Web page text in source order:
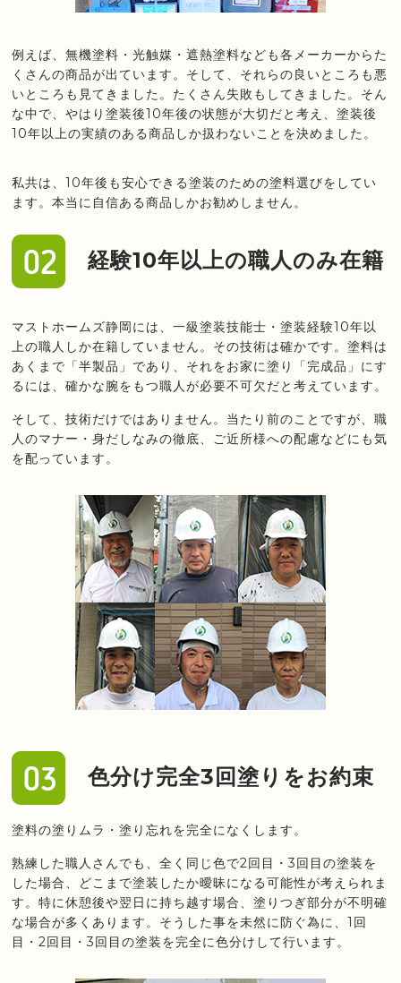
例えば、無機塗料・光触媒・遮熱塗料なども各メーカーからた
くさんの商品が出ています。そして、それらの良いところも悪
いところも見てきました。たくさん失敗もしてきました。そん
な中で、やはり塗装後10年後の状態が大切だと考え、塗装後
10年以上の実績のある商品しか扱わないことを決めました。
私共は、10年後も安心できる塗装のための塗料選びをしてい
ます。本当に自信ある商品しかお勧めしません。
経験10年以上の職人のみ在籍
マストホームズ静岡には、一級塗装技能士・塗装経験10年以
上の職人しか在籍していません。その技術は確かです。塗料は
あくまで「半製品」であり、それをお家に塗り「完成品」にす
るには、確かな腕をもつ職人が必要不可欠だと考えています。
そして、技術だけではありません。当たり前のことですが、職
人のマナー・身だしなみの徹底、ご近所様への配慮などにも気
を配っています。
色分け完全3回塗りをお約束
塗料の塗りムラ・塗り忘れを完全になくします。
熟練した職人さんでも、全く同じ色で2回目・3回目の塗装を
した場合、どこまで塗装したか曖昧になる可能性が考えられま
す。特に休憩後や翌日に持ち越す場合、塗りつぎ部分が不明確
な場合が多くあります。そうした事を未然に防ぐ為に、1回
目・2回目・3回目の塗装を完全に色分けして行います。